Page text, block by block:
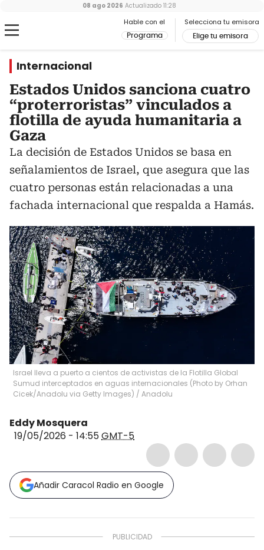
Hable con el
Programa
Selecciona tu emisora
Elige tu emisora
08 ago 2026 Actualizado 11:28
Internacional
Estados Unidos sanciona cuatro
“proterroristas” vinculados a
flotilla de ayuda humanitaria a
Gaza
La decisión de Estados Unidos se basa en
señalamientos de Israel, que asegura que las
cuatro personas están relacionadas a una
fachada internacional que respalda a Hamás.
Israel lleva a puerto a cientos de activistas de la Flotilla Global
Sumud interceptados en aguas internacionales (Photo by Orhan
Cicek/Anadolu via Getty Images) / Anadolu
Eddy Mosquera
19/05/2026 - 14:55GMT-5
Añadir Caracol Radio en Google